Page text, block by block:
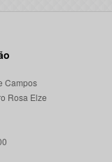
Campos
Rosa Elze